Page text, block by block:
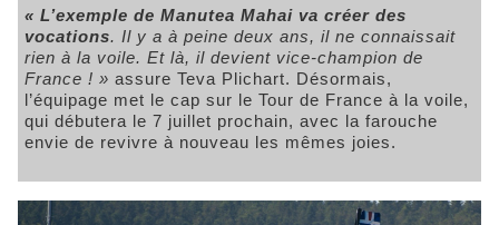
« L’exemple de Manutea Mahai va créer des
vocations. Il y a à peine deux ans, il ne connaissait
rien à la voile. Et là, il devient vice-champion de
France ! » assure Teva Plichart. Désormais,
l’équipage met le cap sur le Tour de France à la voile,
qui débutera le 7 juillet prochain, avec la farouche
envie de revivre à nouveau les mêmes joies.